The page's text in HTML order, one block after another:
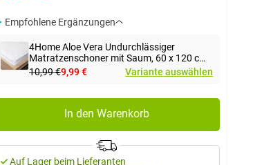
Empfohlene Ergänzungen
4Home Aloe Vera Undurchlässiger
Matratzenschoner mit Saum, 60 x 120 cm
+ 15 cm
10,99 €9,99 € Variante auswählen
In den Warenkorb
Auf Lager beim Lieferanten